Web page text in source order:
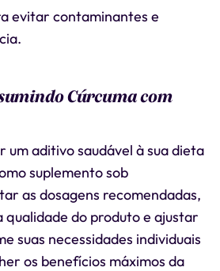
evitar contaminantes e
Cúrcuma com
um aditivo saudável à sua dieta
suplemento sob
as dosagens recomendadas,
do produto e ajustar
suas necessidades individuais
os benefícios máximos da